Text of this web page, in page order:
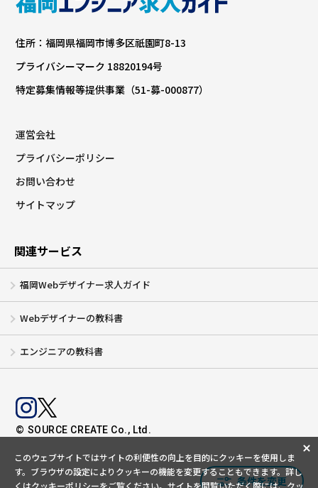
条件を変更
住所：福岡県福岡市博多区祇園町8-13
プライバシーマーク 18820194号
特定募集情報等提供事業（51-募-000877）
運営会社
プライバシーポリシー
お問い合わせ
サイトマップ
関連サービス
福岡Webデザイナー求人ガイド
Webデザイナーの教科書
エンジニアの教科書
© SOURCE CREATE Co., Ltd.
このウェブサイトではサイトの利便性の向上を目的にクッキーを使用しま
す。ブラウザの設定によりクッキーの機能を変更することもできます。詳し